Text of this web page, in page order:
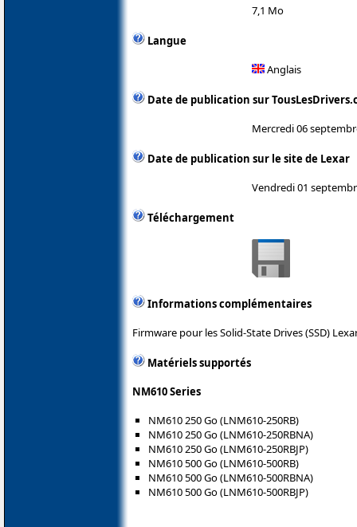
7,1 Mo
Langue
Anglais
Date de publication sur
Mercredi 06
Date de publication sur le site de Lexar
Vendredi 01
Téléchargement
Informations complémentaires
Firmware pour les Solid-State Drives (SSD)
Matériels supportés
NM610 Series
NM610 250 Go (LNM610-250RB)
NM610 250 Go (LNM610-250RBNA)
NM610 250 Go (LNM610-250RBJP)
NM610 500 Go (LNM610-500RB)
NM610 500 Go (LNM610-500RBNA)
NM610 500 Go (LNM610-500RBJP)